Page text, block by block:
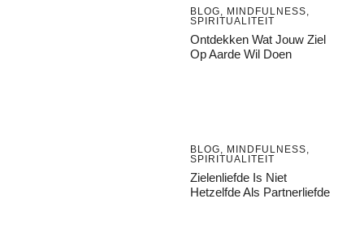
BLOG, MINDFULNESS,
SPIRITUALITEIT
Ontdekken Wat Jouw Ziel
Op Aarde Wil Doen
BLOG, MINDFULNESS,
SPIRITUALITEIT
Zielenliefde Is Niet
Hetzelfde Als Partnerliefde